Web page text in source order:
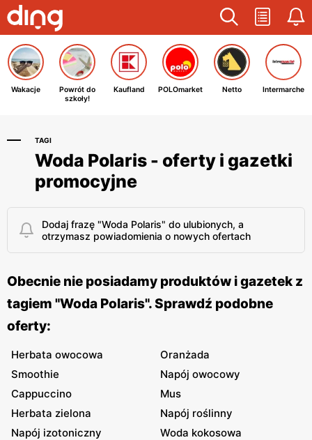
Wakacje
Powrót do
szkoły!
Kaufland POLOmarket Netto Intermarche
TAGI
Woda Polaris - oferty i gazetki
promocyjne
Dodaj frazę "Woda Polaris" do ulubionych, a
otrzymasz powiadomienia o nowych ofertach
Obecnie nie posiadamy produktów i gazetek z
tagiem "Woda Polaris". Sprawdź podobne
oferty:
Herbata owocowa
Oranżada
Smoothie
Napój owocowy
Cappuccino
Mus
Herbata zielona
Napój roślinny
Napój izotoniczny
Woda kokosowa